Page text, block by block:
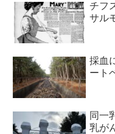
チフ
サル
採血
ート
同一
乳が